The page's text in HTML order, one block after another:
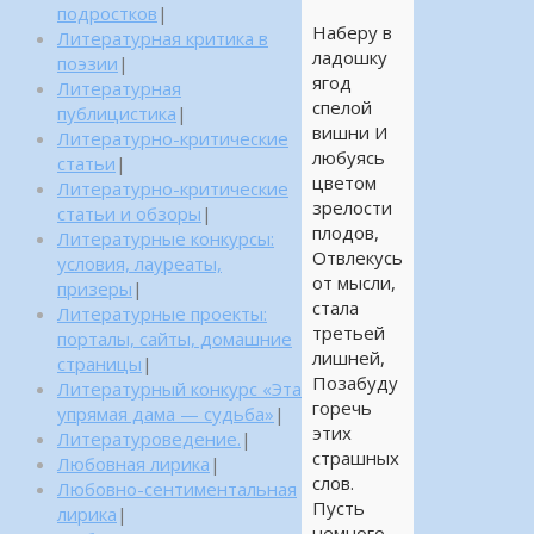
Наберу в
ладошку
ягод
спелой
вишни И
любуясь
цветом
зрелости
плодов,
Отвлекусь
от мысли,
стала
третьей
лишней,
Позабуду
горечь
этих
страшных
слов.
Пусть
подростков |
Литературная критика в
поэзии |
Литературная
публицистика |
Литературно-критические
статьи |
Литературно-критические
статьи и обзоры |
Литературные конкурсы:
условия, лауреаты,
призеры |
Литературные проекты:
порталы, сайты, домашние
страницы |
Литературный конкурс «Эта
упрямая дама — судьба» |
Литературоведение. |
Любовная лирика |
Любовно-сентиментальная
лирика |